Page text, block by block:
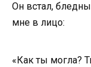
Он встал,
мне в лицо:
«Как ты могла?